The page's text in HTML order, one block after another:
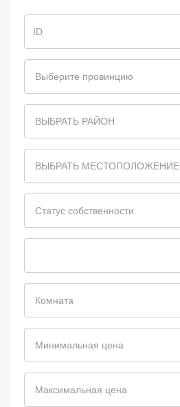
Выберите провинцию
ВЫБРАТЬ РАЙОН
ВЫБРАТЬ МЕСТОПОЛОЖЕНИЕ
Статус собственности
Комната
Минимальная цена
Максимальная цена